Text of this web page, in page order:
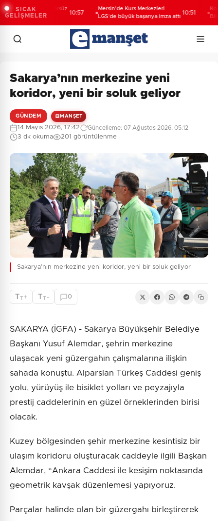
SICAK
GELİŞMELER
"Terörsüz
Yasal
Mersin'de Kurs Merkezleri
LGS’de büyük başarıya imza attı
Sakarya’nın merkezine yeni
koridor, yeni bir soluk geliyor
GÜNDEM MANŞET
14 Mayıs 2026, 17:42 Güncelleme: 07 Ağustos 2026, 05:12
3 dk okuma 201 görüntülenme
Sakarya’nın merkezine yeni koridor, yeni bir soluk geliyor
TT+ TT - 0
SAKARYA (İGFA) - Sakarya Büyükşehir Belediye
Başkanı Yusuf Alemdar, şehrin merkezine
ulaşacak yeni güzergahın çalışmalarına ilişkin
sahada konuştu. Alparslan Türkeş Caddesi geniş
yolu, yürüyüş ile bisiklet yolları ve peyzajıyla
prestij caddelerinin en güzel örneklerinden birisi
olacak.
Kuzey bölgesinden şehir merkezine kesintisiz bir
ulaşım koridoru oluşturacak caddeyle ilgili Başkan
Alemdar, “Ankara Caddesi ile kesişim noktasında
geometrik kavşak düzenlemesi yapıyoruz.
Parçalar halinde olan bir güzergahı birleştirerek